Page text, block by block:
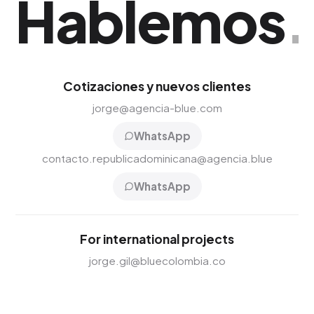
Hablemos.
Cotizaciones y nuevos clientes
jorge@agencia-blue.com
WhatsApp
contacto.republicadominicana@agencia.blue
WhatsApp
For international projects
jorge.gil@bluecolombia.co